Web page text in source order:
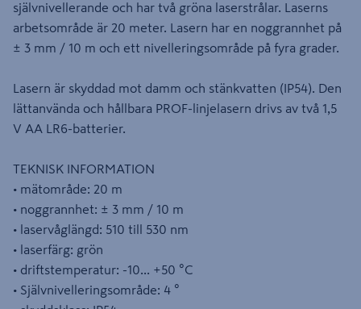
självnivellerande och har två gröna laserstrålar. Laserns
arbetsområde är 20 meter. Lasern har en noggrannhet på
± 3 mm / 10 m och ett nivelleringsområde på fyra grader.
Lasern är skyddad mot damm och stänkvatten (IP54). Den
lättanvända och hållbara PROF-linjelasern drivs av två 1,5
V AA LR6-batterier.
TEKNISK INFORMATION
• mätområde: 20 m
• noggrannhet: ± 3 mm / 10 m
• laservåglängd: 510 till 530 nm
• laserfärg: grön
• driftstemperatur: -10... +50 °C
• Självnivelleringsområde: 4 °